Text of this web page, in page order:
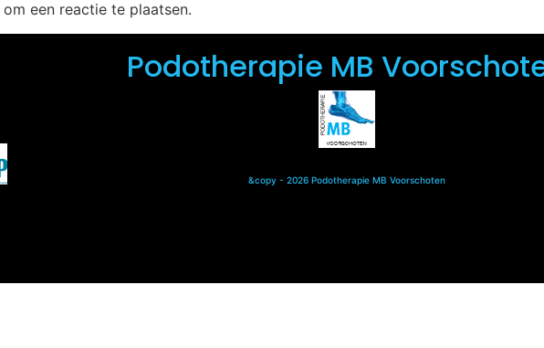
om een reactie te plaatsen.
Podotherapie MB
&copy - 2026 Podotherapie MB Voorschoten